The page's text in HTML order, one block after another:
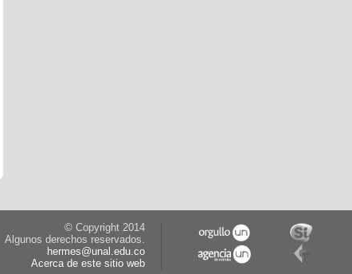
© Copyright 2014
Algunos derechos reservados.
hermes@unal.edu.co
Acerca de este sitio web